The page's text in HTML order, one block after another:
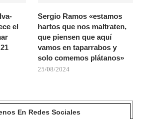
el
Sergio Ramos «estamos
hartos que nos maltraten,
que piensen que aquí
vamos en taparrabos y
solo comemos plátanos»
25/08/2024
En Redes Sociales